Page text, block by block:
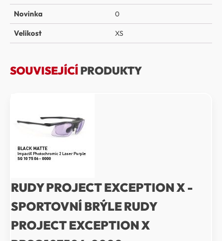
Novinka 0
Velikost XS
SOUVISEJÍCÍ PRODUKTY
RUDY PROJECT EXCEPTION X -
SPORTOVNÍ BRÝLE RUDY
PROJECT EXCEPTION X